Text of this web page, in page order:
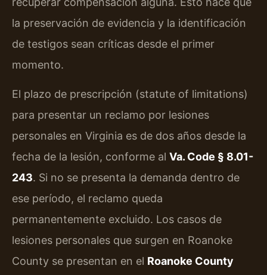
la preservación de evidencia y la identificación
de testigos sean críticas desde el primer
momento.
El plazo de prescripción (statute of limitations)
para presentar un reclamo por lesiones
personales en Virginia es de dos años desde la
fecha de la lesión, conforme al Va. Code § 8.01-
243. Si no se presenta la demanda dentro de
ese período, el reclamo queda
permanentemente excluido. Los casos de
lesiones personales que surgen en Roanoke
County se presentan en el Roanoke County